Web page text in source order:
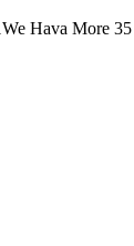
We Hava More